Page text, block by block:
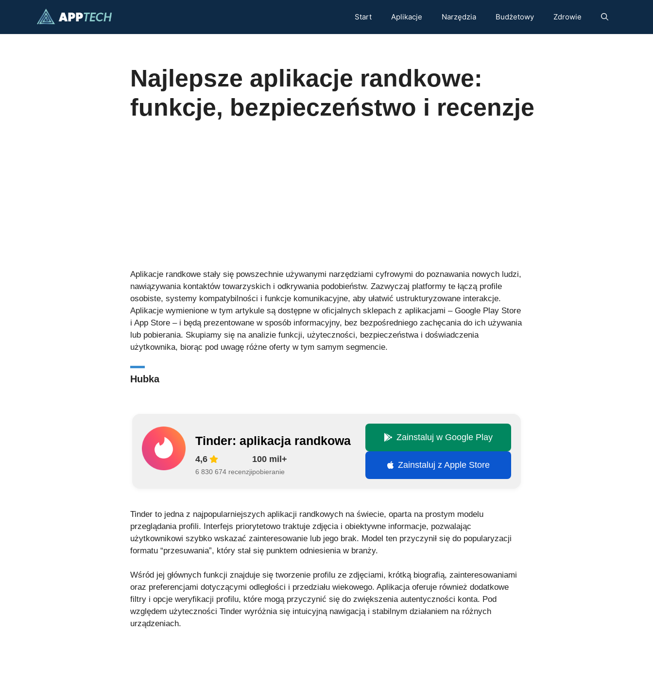
Start Aplikacje Narzędzia Budżetowy Zdrowie
Najlepsze aplikacje randkowe:
funkcje, bezpieczeństwo i recenzje
Aplikacje randkowe stały się powszechnie używanymi narzędziami cyfrowymi do poznawania nowych ludzi,
nawiązywania kontaktów towarzyskich i odkrywania podobieństw. Zazwyczaj platformy te łączą profile
osobiste, systemy kompatybilności i funkcje komunikacyjne, aby ułatwić ustrukturyzowane interakcje.
Aplikacje wymienione w tym artykule są dostępne w oficjalnych sklepach z aplikacjami – Google Play Store
i App Store – i będą prezentowane w sposób informacyjny, bez bezpośredniego zachęcania do ich używania
lub pobierania. Skupiamy się na analizie funkcji, użyteczności, bezpieczeństwa i doświadczenia
użytkownika, biorąc pod uwagę różne oferty w tym samym segmencie.
Hubka
Tinder: aplikacja randkowa
4,6
6 830 674 recenzji
100 mil+
pobieranie
Zainstaluj w Google Play
Zainstaluj z Apple Store
Tinder to jedna z najpopularniejszych aplikacji randkowych na świecie, oparta na prostym modelu
przeglądania profili. Interfejs priorytetowo traktuje zdjęcia i obiektywne informacje, pozwalając
użytkownikowi szybko wskazać zainteresowanie lub jego brak. Model ten przyczynił się do popularyzacji
formatu “przesuwania”, który stał się punktem odniesienia w branży.
Wśród jej głównych funkcji znajduje się tworzenie profilu ze zdjęciami, krótką biografią, zainteresowaniami
oraz preferencjami dotyczącymi odległości i przedziału wiekowego. Aplikacja oferuje również dodatkowe
filtry i opcje weryfikacji profilu, które mogą przyczynić się do zwiększenia autentyczności konta. Pod
względem użyteczności Tinder wyróżnia się intuicyjną nawigacją i stabilnym działaniem na różnych
urządzeniach.